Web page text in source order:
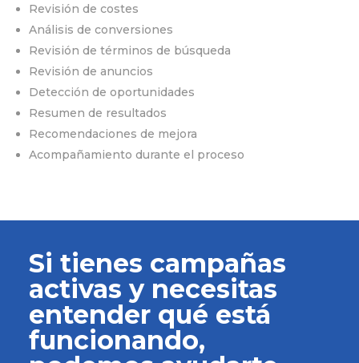
Revisión de costes
Análisis de conversiones
Revisión de términos de búsqueda
Revisión de anuncios
Detección de oportunidades
Resumen de resultados
Recomendaciones de mejora
Acompañamiento durante el proceso
Si tienes campañas
activas y necesitas
entender qué está
funcionando,